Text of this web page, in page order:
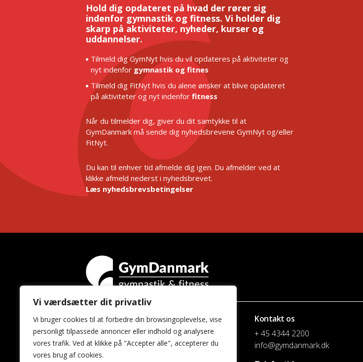
Vi værdsætter dit privatliv
Vi bruger cookies til at forbedre din browsingoplevelse, vise
personligt tilpassede annoncer eller indhold og analysere
vores trafik. Ved at klikke på "Accepter alle", accepterer du
vores brug af cookies.
Hold dig opdateret på hvad der rører sig
indenfor gymnastik og fitness. Vi holder dig
skarp på aktiviteter, nyheder, kurser og
uddannelser.
Tilmeld dig GymNyt hvis du vil opdateres på aktiviteter og
nyt indenfor gymnastik og fitnes
Tilmeld dig FitNyt hvis du alene ønsker at blive opdateret
på aktiviteter og nyt indenfor fitness
Når du tilmelder dig, giver du dit samtykke til at
GymDanmark må sende dig nyhedsbrevene GymNyt og/eller
FitNyt.
Du kan til enhver tid afmelde dig igen. Du afmelder ved at
klikke afmeld nederst i nyhedsbrevet.
Læs nyhedsbrevsbetingelser
GymDanmark
Idrættens Hus
Brøndby Stadion 20
2605 Brøndby
Kontakt os
+ 45 4344 2200
info@gymdanmark.dk